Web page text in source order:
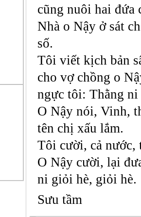
cũng nuôi hai đứa
Nhà o Nậy ở sát
số.
Tôi viết kịch bản
cho vợ chồng o
ngực tôi: Thằng
O Nậy nói, Vinh,
tên chị xấu lắm.
Tôi cười, cả nước,
O Nậy cười, lại
ni giỏi hè, giỏi hè.
Sưu tầm